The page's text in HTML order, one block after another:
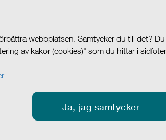
webbplatsen. Samtycker du till det?
av kakor (cookies)" som du hittar i
Ja, jag samtycker